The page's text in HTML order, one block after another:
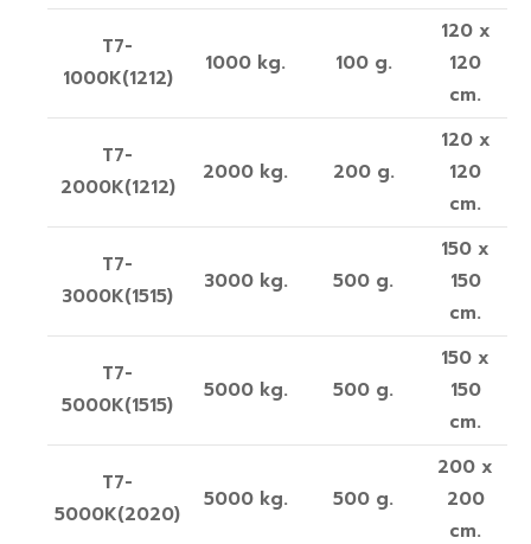
T7-
1000K(1212)
1000 kg. 100 g.
120 x
120
cm.
T7-
2000K(1212)
2000 kg. 200 g.
120 x
120
cm.
T7-
3000K(1515)
3000 kg. 500 g.
150 x
150
cm.
T7-
5000K(1515)
5000 kg. 500 g.
150 x
150
cm.
T7-
5000K(2020)
5000 kg. 500 g.
200 x
200
cm.